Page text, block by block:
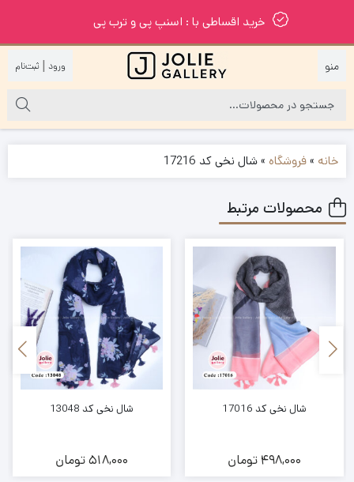
خرید اقساطی با : اسنپ پی و ترب پی
|
خانه »فروشگاه »شال نخی کد 17216
محصولات مرتبط
شال نخی کد 17016
498,000 تومان
شال نخی کد 13048
518,000تومان